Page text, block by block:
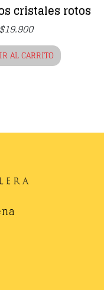
cristales rotos
$19.900
AL CARRITO